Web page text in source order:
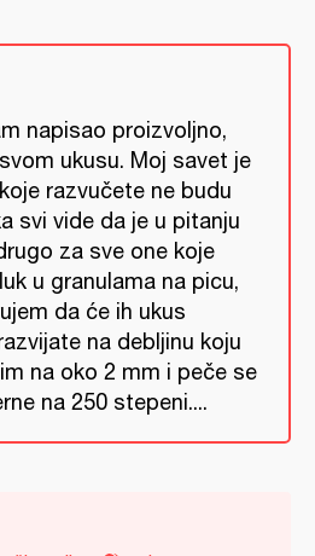
napisao proizvoljno,
ukusu. Moj savet je
razvučete ne budu
svi vide da je u pitanju
za sve one koje
u granulama na picu,
da će ih ukus
na debljinu koju
na oko 2 mm i peče se
na 250 stepeni....